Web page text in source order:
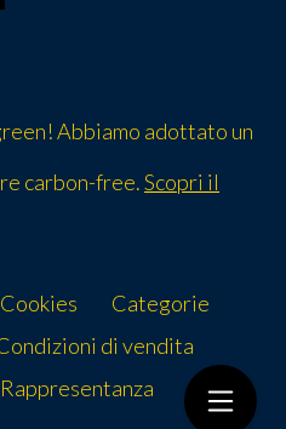
Abbiamo adottato un
carbon-free.Scopri il
Categorie
di vendita
Rappresentanza